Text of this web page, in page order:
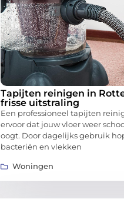
Tapijten reinigen in
frisse uitstraling
Een professioneel tapijten
ervoor dat jouw vloer weer
oogt. Door dagelijks gebruik
bacteriën en vlekken
Woningen